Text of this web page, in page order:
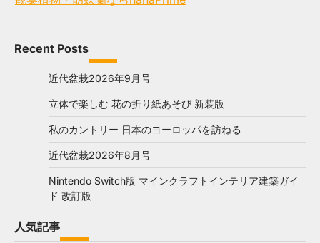
Recent Posts
近代盆栽2026年9月号
立体で楽しむ 花の折り紙あそび 新装版
私のカントリー 日本のヨーロッパを訪ねる
近代盆栽2026年8月号
Nintendo Switch版 マインクラフトインテリア建築ガイ
ド 改訂版
人気記事